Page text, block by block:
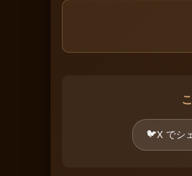
🐦X でシ